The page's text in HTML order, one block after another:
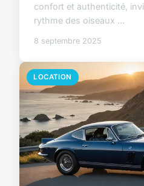
confort et authenticité,
rythme des oiseaux ...
8 septembre 2025
LOCATION